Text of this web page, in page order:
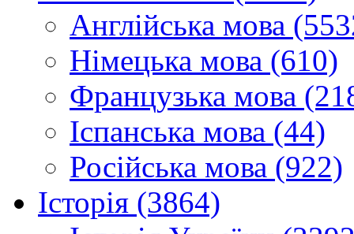
Англійська мова
Німецька мова (610)
Французька мова
Іспанська мова (44)
Російська мова (922)
Історія (3864)